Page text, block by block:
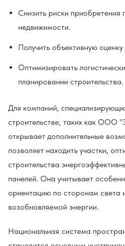
Снизить риски приобретения
недвижимости.
Получить объективную
Оптимизировать
планировании строительства.
Для компаний,
строительстве, таких как ООО
открывает дополнительные
позволяет находить участки,
строительства
панелей. Она учитывает
ориентацию по сторонам света
возобновляемой энергии.
Национальная система